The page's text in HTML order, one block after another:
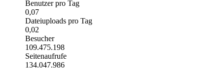
Benutzer pro Tag
0,07
Dateiuploads pro Tag
0,02
Besucher
109.475.198
Seitenaufrufe
134.047.986